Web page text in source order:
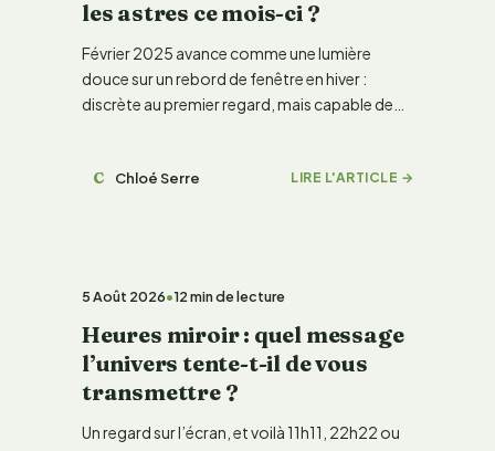
les astres ce mois-ci ?
Février 2025 avance comme une lumière
douce sur un rebord de fenêtre en hiver :
discrète au premier regard, mais capable de…
C Chloé Serre LIRE L'ARTICLE →
LIFESTYLE & TENDANCE
5 Août 2026•12 min de lecture
Heures miroir : quel message
l’univers tente-t-il de vous
transmettre ?
Un regard sur l’écran, et voilà 11h11, 22h22 ou